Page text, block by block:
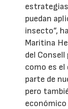
puedan
insecto”,
Maritina
del
como es el
parte de
pero